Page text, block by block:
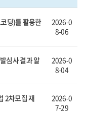
딩)를 활용한
2026-0
8-06
심사 결과 알
2026-0
8-04
2차모집 재
2026-0
7-29